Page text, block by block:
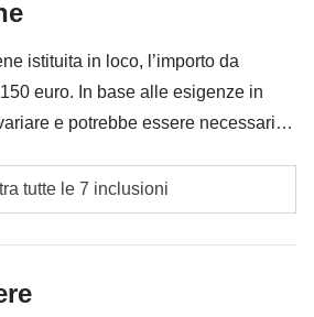
è menzionato nella sezione "Cosa
istituita in loco, l’importo da
euro. In base alle esigenze in
e potrebbe essere necessario
tutte le 7 inclusioni